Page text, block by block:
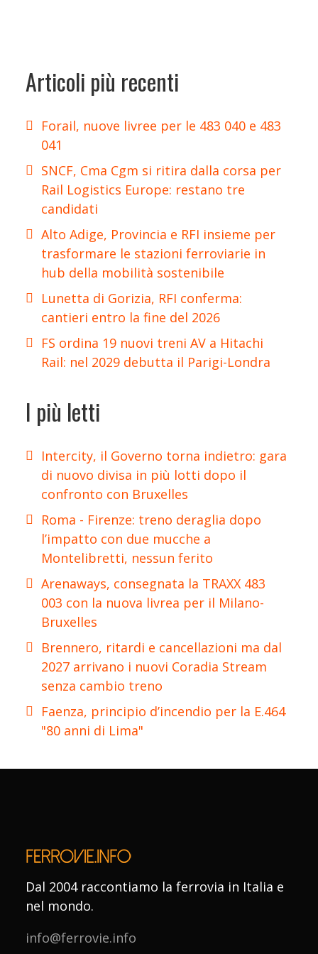
Articoli più recenti
Forail, nuove livree per le 483 040 e 483
041
SNCF, Cma Cgm si ritira dalla corsa per
Rail Logistics Europe: restano tre
candidati
Alto Adige, Provincia e RFI insieme per
trasformare le stazioni ferroviarie in
hub della mobilità sostenibile
Lunetta di Gorizia, RFI conferma:
cantieri entro la fine del 2026
FS ordina 19 nuovi treni AV a Hitachi
Rail: nel 2029 debutta il Parigi-Londra
I più letti
Intercity, il Governo torna indietro: gara
di nuovo divisa in più lotti dopo il
confronto con Bruxelles
Roma - Firenze: treno deraglia dopo
l’impatto con due mucche a
Montelibretti, nessun ferito
Arenaways, consegnata la TRAXX 483
003 con la nuova livrea per il Milano-
Bruxelles
Brennero, ritardi e cancellazioni ma dal
2027 arrivano i nuovi Coradia Stream
senza cambio treno
Faenza, principio d’incendio per la E.464
"80 anni di Lima"
Dal 2004 raccontiamo la ferrovia in Italia e
nel mondo.
info@ferrovie.info